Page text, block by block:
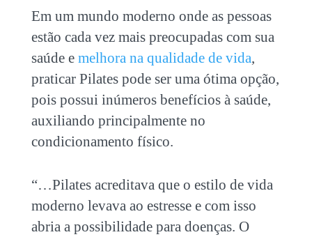
Em um mundo moderno onde as pessoas
estão cada vez mais preocupadas com sua
saúde e melhora na qualidade de vida,
praticar Pilates pode ser uma ótima opção,
pois possui inúmeros benefícios à saúde,
auxiliando principalmente no
condicionamento físico.
“…Pilates acreditava que o estilo de vida
moderno levava ao estresse e com isso
abria a possibilidade para doenças. O